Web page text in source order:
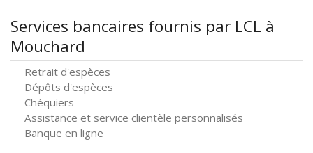
Services bancaires fournis par LCL à
Mouchard
Retrait d'espèces
Dépôts d'espèces
Chéquiers
Assistance et service clientèle personnalisés
Banque en ligne